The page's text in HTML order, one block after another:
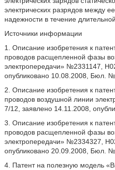
электрических разрядов между
надежности в течение
Источники информации
1. Описание изобретения к
проводов расщепленной фазы
электропередачи» №2331147,
опубликовано 10.08.2008, Бюл.
2. Описание изобретения к
проводов воздушной линии
7/12, заявлено 14.11.2008,
3. Описание изобретения к
проводов расщепленной фазы
электропередачи» №2334327,
опубликовано 20.09.2008, Бюл.
4. Патент на полезную модель